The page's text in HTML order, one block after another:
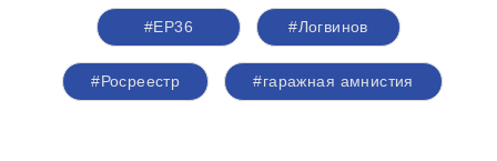
#ЕР36 #Логвинов
#Росреестр #гаражная амнистия